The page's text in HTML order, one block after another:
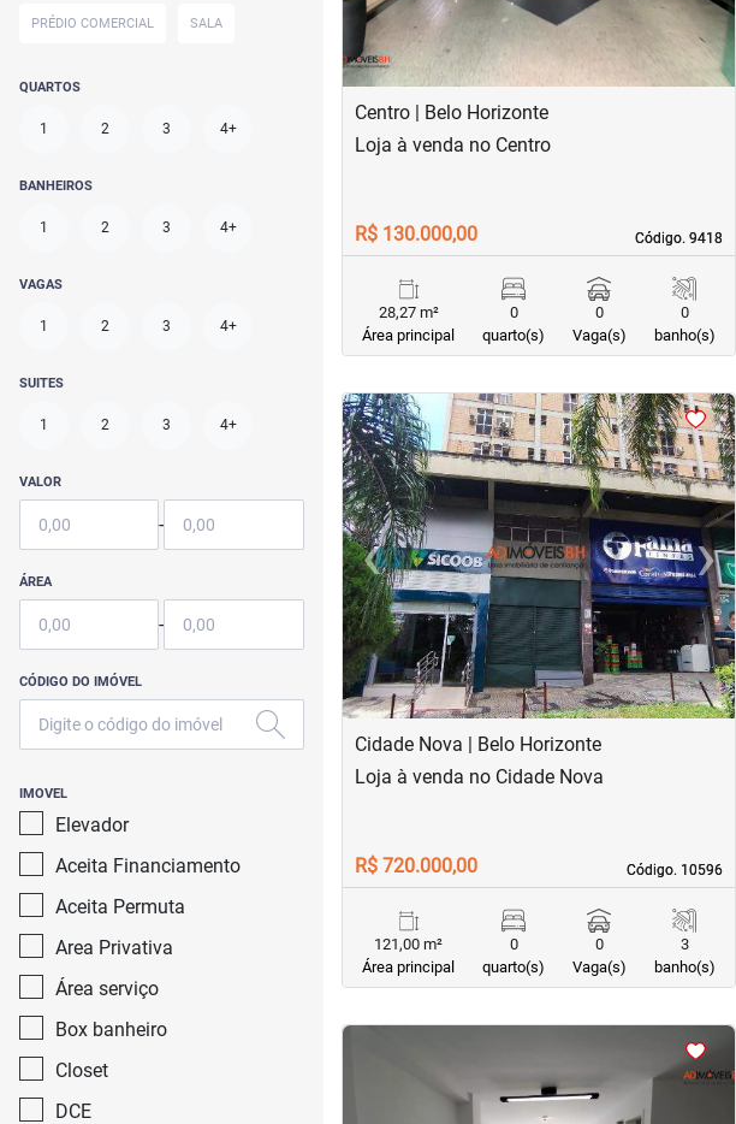
PRÉDIO COMERCIAL SALA
QUARTOS
1 2 3 4+
BANHEIROS
1 2 3 4+
VAGAS
1 2 3 4+
SUITES
1 2 3 4+
VALOR
-
ÁREA
-
CÓDIGO DO IMÓVEL
IMOVEL
Elevador
Aceita Financiamento
Aceita Permuta
Area Privativa
Área serviço
Box banheiro
Closet
DCE
Centro | Belo Horizonte
Código. 9418
Código. 9418
Loja à venda no Centro
R$ 130.000,00
28,27 m²
Área principal
0
quarto(s)
0
Vaga(s)
0
banho(s)
<<<<
‹Previous ›Next
Cidade Nova | Belo Horizonte
Código. 10596
Código. 10596
Loja à venda no Cidade Nova
R$ 720.000,00
121,00 m²
Área principal
0
quarto(s)
0
Vaga(s)
3
banho(s)
<